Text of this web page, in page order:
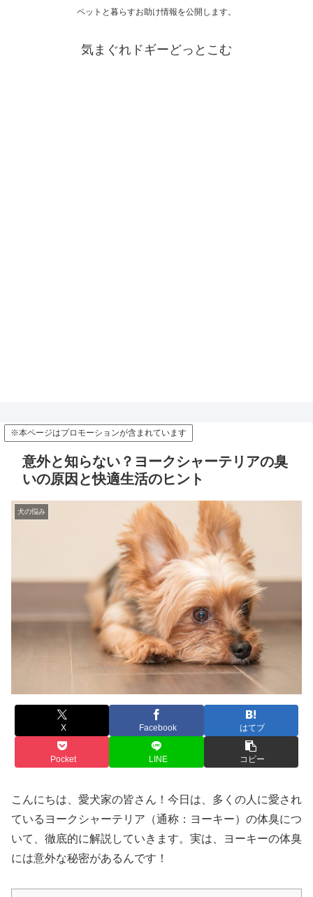
ペットと暮らすお助け情報を公開します。
気まぐれドギーどっとこむ
※本ページはプロモーションが含まれています
意外と知らない？ヨークシャーテリアの臭
いの原因と快適生活のヒント
犬の悩み
X Facebook はてブ
Pocket LINE コピー
こんにちは、愛犬家の皆さん！今日は、多くの人に愛され
ているヨークシャーテリア（通称：ヨーキー）の体臭につ
いて、徹底的に解説していきます。実は、ヨーキーの体臭
には意外な秘密があるんです！